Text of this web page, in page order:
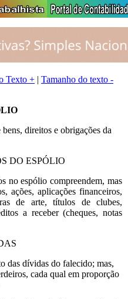
Texto + | Tamanho do texto -
direitos e obrigações da
DO ESPÓLIO
no espólio compreendem, mas
ações, aplicações financeiros,
de arte, títulos de clubes,
a receber (cheques, notas
das dívidas do falecido; mas,
cada qual em proporção